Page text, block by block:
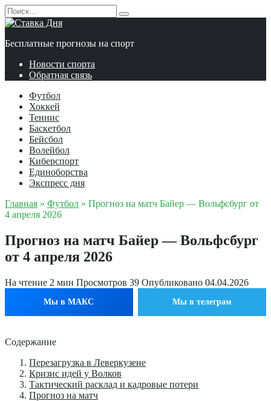
Перейти
к
содержанию
Search
for:
Бесплатные прогнозы на спорт
Новости спорта
Обратная связь
Футбол
Хоккей
Теннис
Баскетбол
Бейсбол
Волейбол
Киберспорт
Единоборства
Экспресс дня
Главная » Футбол » Прогноз на матч Байер — Вольфсбург от
4 апреля 2026
Прогноз на матч Байер — Вольфсбург
от 4 апреля 2026
На чтение 2 мин Просмотров 39 Опубликовано 04.04.2026
Мы в МАКС Мы в телеграм
Содержание
Перезагрузка в Леверкузене
Кризис идей у Волков
Тактический расклад и кадровые потери
Прогноз на матч